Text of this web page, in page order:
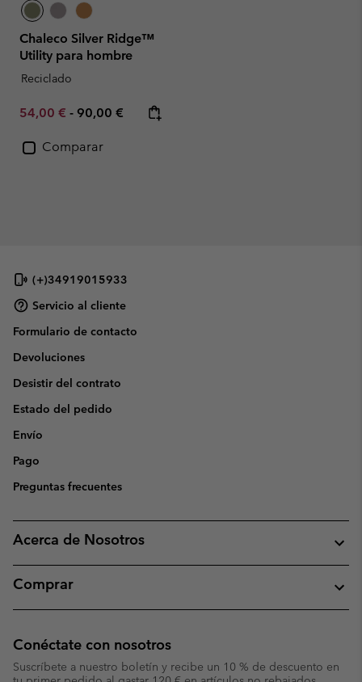
Chaleco Silver Ridge™
Utility para hombre
Reciclado
Minimum sale price:
54,00 € - Maximum price:
90,00 €
Comparar
(+)34919015933
Servicio al cliente
Formulario de contacto
Devoluciones
Desistir del contrato
Estado del pedido
Envío
Pago
Preguntas frecuentes
Acerca de Nosotros
Comprar
Conéctate con nosotros
Suscríbete a nuestro boletín y recibe un 10 % de descuento en